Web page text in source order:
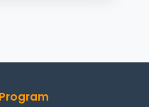
Program